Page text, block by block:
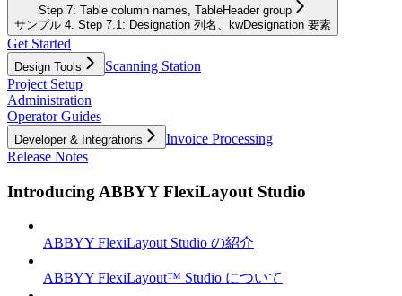
Step 7: Table column names, TableHeader group
サンプル 4. Step 7.1: Designation 列名、kwDesignation 要素
Get Started
Design Tools
Scanning Station
Project Setup
Administration
Operator Guides
Developer & Integrations
Invoice Processing
Release Notes
Introducing ABBYY FlexiLayout Studio
ABBYY FlexiLayout Studio の紹介
ABBYY FlexiLayout™ Studio について